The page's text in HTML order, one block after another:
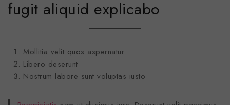
fugit aliquid explicabo
Mollitia velit quos aspernatur
Libero deserunt
Nostrum labore sunt voluptas iusto